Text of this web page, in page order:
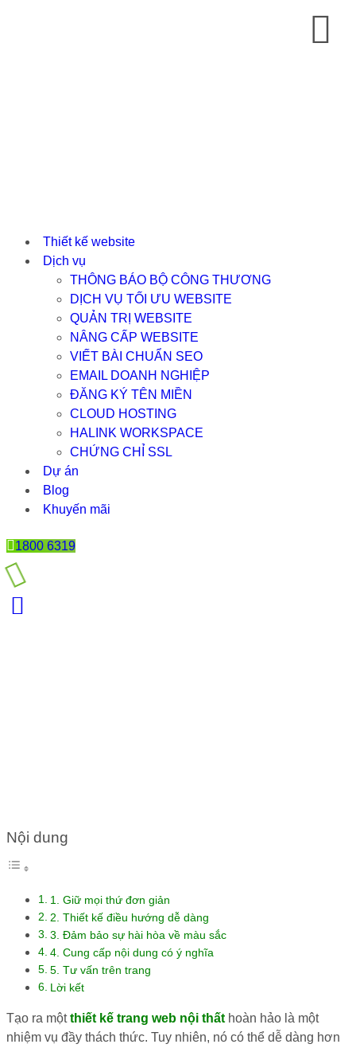
Thiết kế website
Dịch vụ
THÔNG BÁO BỘ CÔNG THƯƠNG
DỊCH VỤ TỐI ƯU WEBSITE
QUẢN TRỊ WEBSITE
NÂNG CẤP WEBSITE
VIẾT BÀI CHUẨN SEO
EMAIL DOANH NGHIỆP
ĐĂNG KÝ TÊN MIỀN
CLOUD HOSTING
HALINK WORKSPACE
CHỨNG CHỈ SSL
Dự án
Blog
Khuyến mãi
1800 6319
Nội dung
1. Giữ mọi thứ đơn giản
2. Thiết kế điều hướng dễ dàng
3. Đảm bảo sự hài hòa về màu sắc
4. Cung cấp nội dung có ý nghĩa
5. Tư vấn trên trang
Lời kết
Tạo ra mộtthiết kế trang web nội thất hoàn hảo là một
nhiệm vụ đầy thách thức. Tuy nhiên, nó có thể dễ dàng hơn